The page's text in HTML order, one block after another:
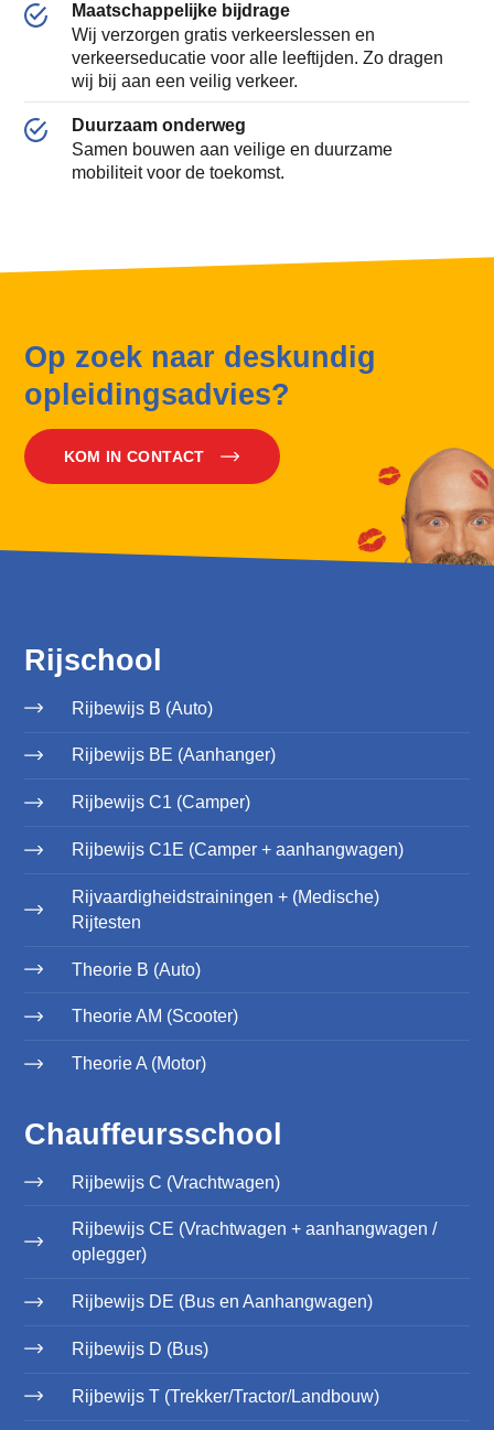
Maatschappelijke bijdrage
Wij verzorgen gratis verkeerslessen en
verkeerseducatie voor alle leeftijden. Zo dragen
wij bij aan een veilig verkeer.
Duurzaam onderweg
Samen bouwen aan veilige en duurzame
mobiliteit voor de toekomst.
Op zoek naar deskundig
opleidingsadvies?
KOM IN CONTACT
Rijschool
Rijbewijs B (Auto)
Rijbewijs BE (Aanhanger)
Rijbewijs C1 (Camper)
Rijbewijs C1E (Camper + aanhangwagen)
Rijvaardigheidstrainingen + (Medische)
Rijtesten
Theorie B (Auto)
Theorie AM (Scooter)
Theorie A (Motor)
Chauffeursschool
Rijbewijs C (Vrachtwagen)
Rijbewijs CE (Vrachtwagen + aanhangwagen /
oplegger)
Rijbewijs DE (Bus en Aanhangwagen)
Rijbewijs D (Bus)
Rijbewijs T (Trekker/Tractor/Landbouw)